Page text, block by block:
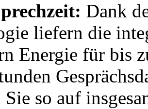
Dank
liefern die
Energie für bis
so auf